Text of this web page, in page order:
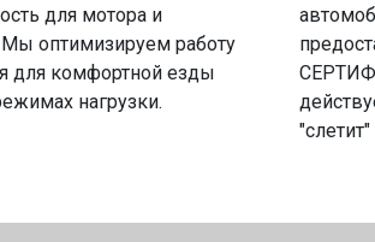
для мотора и
Мы оптимизируем работу
для комфортной езды
нагрузки.